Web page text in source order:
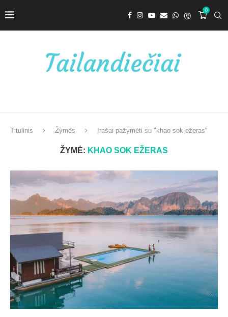
0
Titulinis Žymės Įrašai pažymėti su "khao sok ežeras"
ŽYMĖ: KHAO SOK EŽERAS